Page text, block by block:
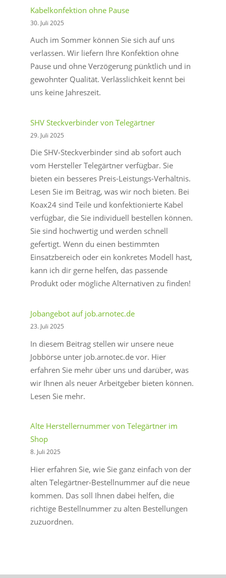
Hinweise
Kabelkonfektion ohne Pause
30. Juli 2025
Auch im Sommer können Sie sich auf uns
verlassen. Wir liefern Ihre Konfektion ohne
Pause und ohne Verzögerung pünktlich und in
gewohnter Qualität. Verlässlichkeit kennt bei
uns keine Jahreszeit.
SHV Steckverbinder von Telegärtner
29. Juli 2025
Die SHV-Steckverbinder sind ab sofort auch
vom Hersteller Telegärtner verfügbar. Sie
bieten ein besseres Preis-Leistungs-Verhältnis.
Lesen Sie im Beitrag, was wir noch bieten. Bei
Koax24 sind Teile und konfektionierte Kabel
verfügbar, die Sie individuell bestellen können.
Sie sind hochwertig und werden schnell
gefertigt. Wenn du einen bestimmten
Einsatzbereich oder ein konkretes Modell hast,
kann ich dir gerne helfen, das passende
Produkt oder mögliche Alternativen zu finden!
Jobangebot auf job.arnotec.de
23. Juli 2025
In diesem Beitrag stellen wir unsere neue
Jobbörse unter job.arnotec.de vor. Hier
erfahren Sie mehr über uns und darüber, was
wir Ihnen als neuer Arbeitgeber bieten können.
Lesen Sie mehr.
Alte Herstellernummer von Telegärtner im
Shop
8. Juli 2025
Hier erfahren Sie, wie Sie ganz einfach von der
alten Telegärtner-Bestellnummer auf die neue
kommen. Das soll Ihnen dabei helfen, die
richtige Bestellnummer zu alten Bestellungen
zuzuordnen.